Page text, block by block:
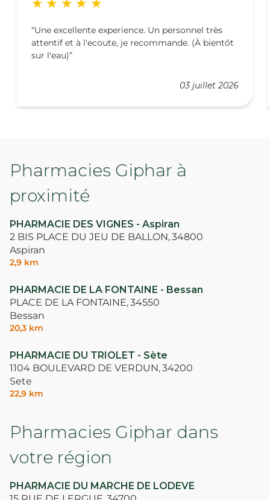
03 juillet 2026
Une excellente experience. Un personnel très
attentif et à l'ecoute, je recommande. (À bientôt
sur l'eau)
Pharmacies Giphar à
proximité
PHARMACIE DES VIGNES - Aspiran
2 BIS PLACE DU JEU DE BALLON,34800
Aspiran
2,9 km
PHARMACIE DE LA FONTAINE - Bessan
PLACE DE LA FONTAINE,34550
Bessan
20,3 km
PHARMACIE DU TRIOLET - Sète
1104 BOULEVARD DE VERDUN,34200
Sete
22,9 km
Pharmacies Giphar dans
votre région
PHARMACIE DU MARCHE DE LODEVE